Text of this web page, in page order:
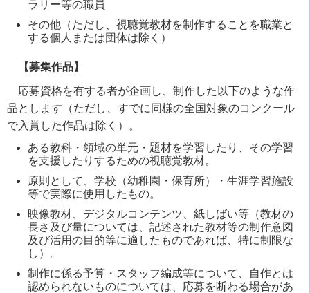
ラリー等の職員
その他（ただし、視聴覚教材を制作することを職業と
する個人または団体は除く）
【募集作品】
応募資格を有する者が企画し、制作した以下のような作
品とします（ただし、すでに同様の全国対象のコンクール
で入賞した作品は除く）。
ある教科・領域の単元・題材を学習したり、その学習
を支援したりするための視聴覚教材。
原則として、学校（幼稚園・保育所）・生涯学習施設
等で実際に使用したもの。
映像教材、デジタルコンテンツ、紙しばい等（教材の
長さ及び量については、記述された教材等の制作意図
及び活用の目的等に適したものであれば、特に制限な
し）。
制作に係る予算・スタッフ編成等について、自作とは
認められないものについては、応募を断わる場合があ